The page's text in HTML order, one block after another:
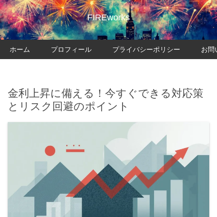
FIREworks
ホーム プロフィール プライバシーポリシー お問
金利上昇に備える！今すぐできる対応策
とリスク回避のポイント